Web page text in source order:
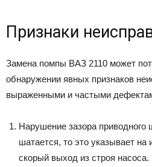
Признаки
Замена помпы ВАЗ 2110 может
обнаружении явных признаков
выраженными и частыми
Нарушение зазора
шатается, то это указывает на
скорый выход из строя насоса.